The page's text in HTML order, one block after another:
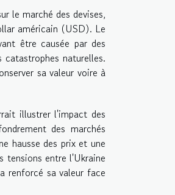
le marché des devises,
américain (USD). Le
être causée par des
naturelles.
sa valeur voire à
illustrer l'impact des
des marchés
hausse des prix et une
tensions entre l'Ukraine
renforcé sa valeur face